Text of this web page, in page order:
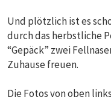
Und plötzlich ist es
durch das herbstliche
“Gepäck” zwei
Zuhause freuen.
Die Fotos von oben